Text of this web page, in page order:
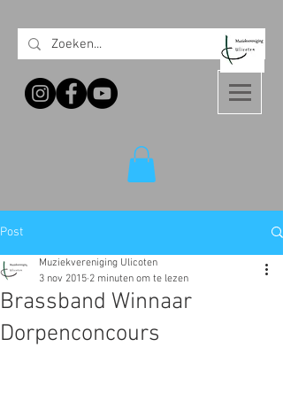
Post
Brassband Winnaar
Dorpenconcours
Muziekvereniging Ulicoten
3 nov 2015 2 minuten om te lezen